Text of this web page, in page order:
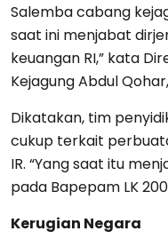
Salemba cabang
saat ini menjabat
keuangan RI,” kata
Kejagung Abdul
Dikatakan, tim
cukup terkait
IR. “Yang saat itu
pada Bapepam LK
Kerugian Negara